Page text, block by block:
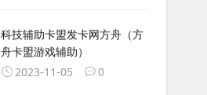
科技辅助卡盟发卡网方舟（方
舟卡盟游戏辅助）
2023-11-05
0